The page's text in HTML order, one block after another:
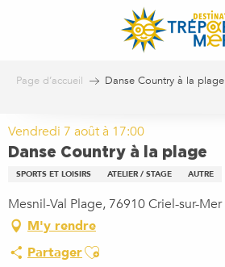
Page d’accueil Danse Country à la plage
Vendredi 7 août à 17:00
Danse Country à la plage
SPORTS ET LOISIRS ATELIER / STAGE AUTRE
Mesnil-Val Plage, 76910 Criel-sur-Mer
M'y rendre
PartagerAjouter aux favoris